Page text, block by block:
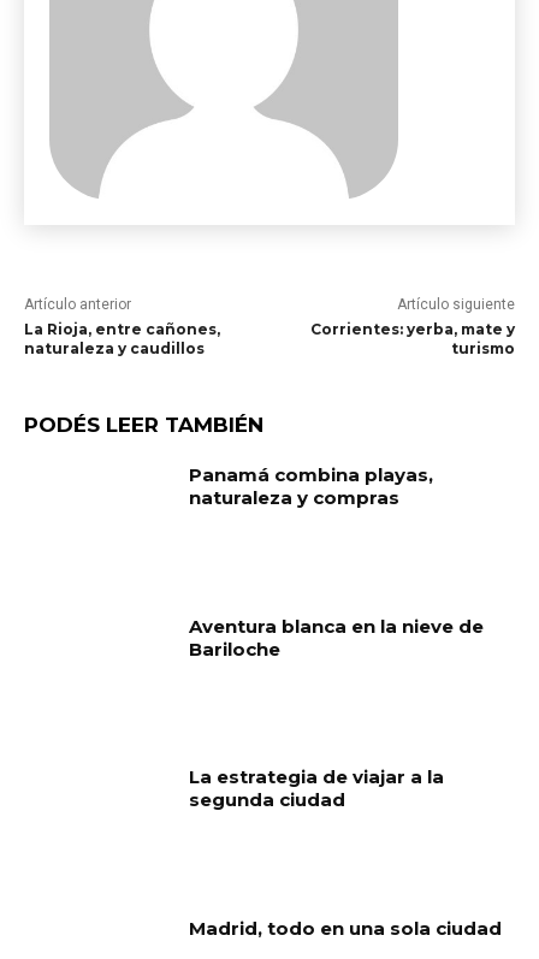
Artículo anterior
La Rioja, entre cañones,
naturaleza y caudillos
Artículo siguiente
Corrientes: yerba, mate y
turismo
PODÉS LEER TAMBIÉN
Panamá combina playas,
naturaleza y compras
Aventura blanca en la nieve de
Bariloche
La estrategia de viajar a la
segunda ciudad
Madrid, todo en una sola ciudad